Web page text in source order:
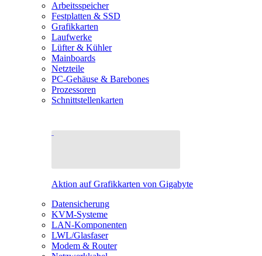
Arbeitsspeicher
Festplatten & SSD
Grafikkarten
Laufwerke
Lüfter & Kühler
Mainboards
Netzteile
PC-Gehäuse & Barebones
Prozessoren
Schnittstellenkarten
Aktion auf Grafikkarten von Gigabyte
Datensicherung
KVM-Systeme
LAN-Komponenten
LWL/Glasfaser
Modem & Router